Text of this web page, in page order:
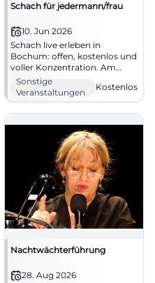
Schach für jedermann/frau
10. Jun 2026
Schach live erleben in
Bochum: offen, kostenlos und
voller Konzentration. Am
10.06.2026 trifft sich die
Community bei Humanitas.
#Bochum #Schach
Sonstige
Veranstaltungen
Kostenlos
Nachtwächterführung
28. Aug 2026